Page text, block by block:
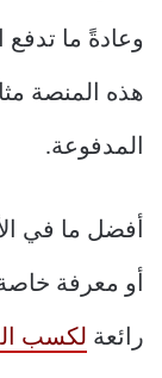
وعادةً ما تدفع
هذه المنصة
المدفوعة.
أفضل ما في
أو معرفة
رائعة لكسب